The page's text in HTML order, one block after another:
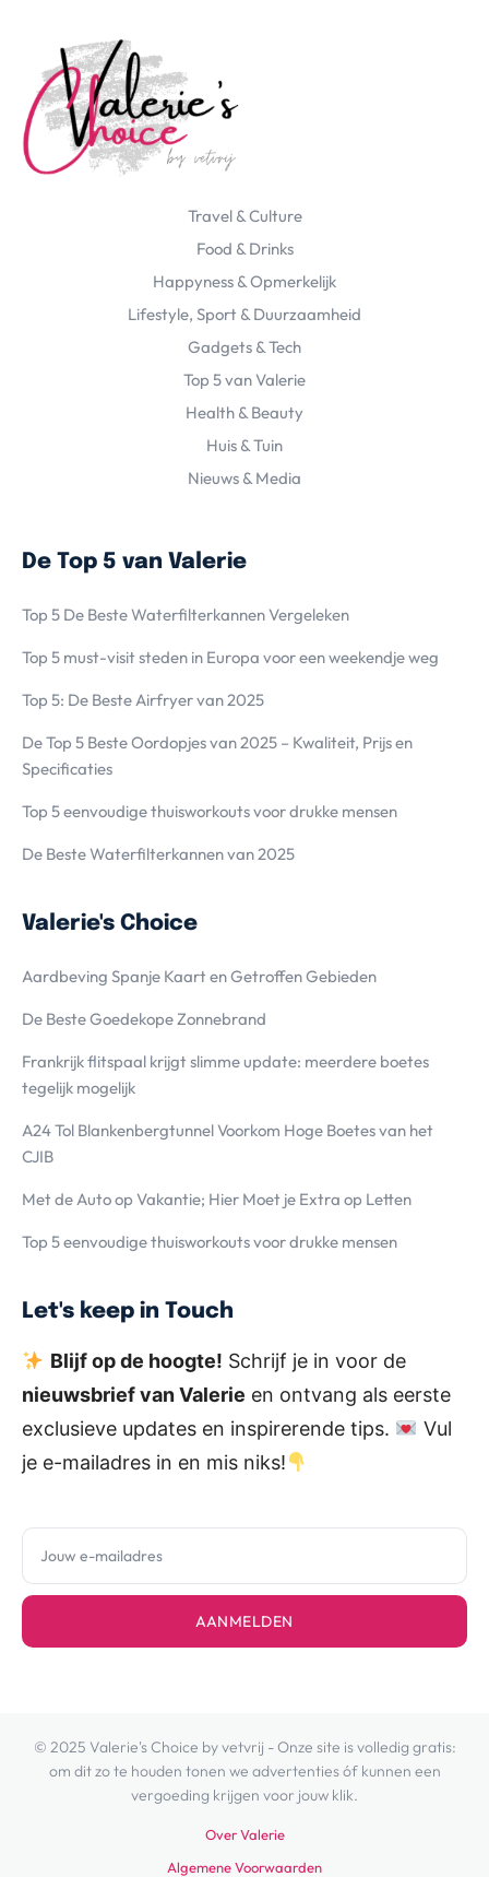
Travel & Culture
Food & Drinks
Happyness & Opmerkelijk
Lifestyle, Sport & Duurzaamheid
Gadgets & Tech
Top 5 van Valerie
Health & Beauty
Huis & Tuin
Nieuws & Media
De Top 5 van Valerie
Top 5 De Beste Waterfilterkannen Vergeleken
Top 5 must-visit steden in Europa voor een weekendje weg
Top 5: De Beste Airfryer van 2025
De Top 5 Beste Oordopjes van 2025 – Kwaliteit, Prijs en
Specificaties
Top 5 eenvoudige thuisworkouts voor drukke mensen
De Beste Waterfilterkannen van 2025
Valerie's Choice
Aardbeving Spanje Kaart en Getroffen Gebieden
De Beste Goedekope Zonnebrand
Frankrijk flitspaal krijgt slimme update: meerdere boetes
tegelijk mogelijk
A24 Tol Blankenbergtunnel Voorkom Hoge Boetes van het
CJIB
Met de Auto op Vakantie; Hier Moet je Extra op Letten
Top 5 eenvoudige thuisworkouts voor drukke mensen
Let's keep in Touch
Blijf op de hoogte! Schrijf je in voor de
nieuwsbrief van Valerie en ontvang als eerste
exclusieve updates en inspirerende tips.
Vul
je e-mailadres in en mis niks!
AANMELDEN
© 2025 Valerie's Choice by vetvrij - Onze site is volledig gratis:
om dit zo te houden tonen we advertenties óf kunnen een
vergoeding krijgen voor jouw klik.
Over Valerie
Algemene Voorwaarden